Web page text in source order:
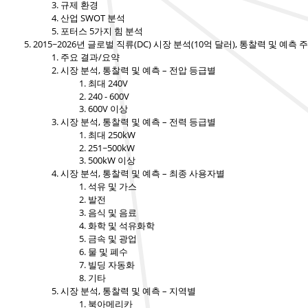
규제 환경
산업 SWOT 분석
포터스 5가지 힘 분석
2015~2026년 글로벌 직류(DC) 시장 분석(10억 달러), 통찰력 및 예측
주요 결과/요약
시장 분석, 통찰력 및 예측 – 전압 등급별
최대 240V
240 - 600V
600V 이상
시장 분석, 통찰력 및 예측 – 전력 등급별
최대 250kW
251~500kW
500kW 이상
시장 분석, 통찰력 및 예측 – 최종 사용자별
석유 및 가스
발전
음식 및 음료
화학 및 석유화학
금속 및 광업
물 및 폐수
빌딩 자동화
기타
시장 분석, 통찰력 및 예측 – 지역별
북아메리카